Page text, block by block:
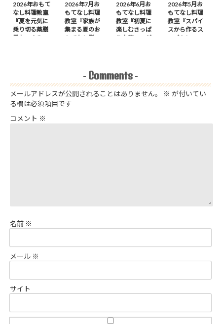
2026年おもて
なし料理教室
『夏を元気に
乗り切る薬膳
風おつまみ
2026年7月お
もてなし料理
教室『家族が
集まる夏のお
もてなし膳』
2026年6月お
もてなし料理
教室『初夏に
楽しむさっぱ
り中華』のが
2026年5月お
もてなし料理
教室『スパイ
スから作るス
ープカレーの
- Comments -
メールアドレスが公開されることはありません。 ※ が付いてい
る欄は必須項目です
コメント ※
名前 ※
メール ※
サイト